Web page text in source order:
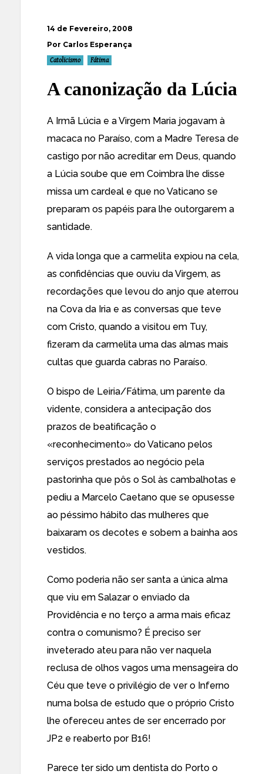
14 de Fevereiro, 2008
Por Carlos Esperança
Catolicismo Fátima
A canonização da Lúcia
A Irmã Lúcia e a Virgem Maria jogavam à
macaca no Paraíso, com a Madre Teresa de
castigo por não acreditar em Deus, quando
a Lúcia soube que em Coimbra lhe disse
missa um cardeal e que no Vaticano se
preparam os papéis para lhe outorgarem a
santidade.
A vida longa que a carmelita expiou na cela,
as confidências que ouviu da Virgem, as
recordações que levou do anjo que aterrou
na Cova da Iria e as conversas que teve
com Cristo, quando a visitou em Tuy,
fizeram da carmelita uma das almas mais
cultas que guarda cabras no Paraíso.
O bispo de Leiria/Fátima, um parente da
vidente, considera a antecipação dos
prazos de beatificação o
«reconhecimento» do Vaticano pelos
serviços prestados ao negócio pela
pastorinha que pôs o Sol às cambalhotas e
pediu a Marcelo Caetano que se opusesse
ao péssimo hábito das mulheres que
baixaram os decotes e sobem a bainha aos
vestidos.
Como poderia não ser santa a única alma
que viu em Salazar o enviado da
Providência e no terço a arma mais eficaz
contra o comunismo? É preciso ser
inveterado ateu para não ver naquela
reclusa de olhos vagos uma mensageira do
Céu que teve o privilégio de ver o Inferno
numa bolsa de estudo que o próprio Cristo
lhe ofereceu antes de ser encerrado por
JP2 e reaberto por B16!
Parece ter sido um dentista do Porto o